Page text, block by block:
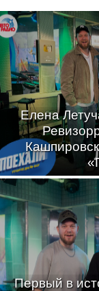
Елена
Первый в